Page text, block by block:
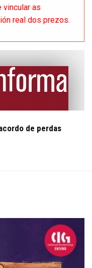
vincular as
real dos prezos.
de perdas